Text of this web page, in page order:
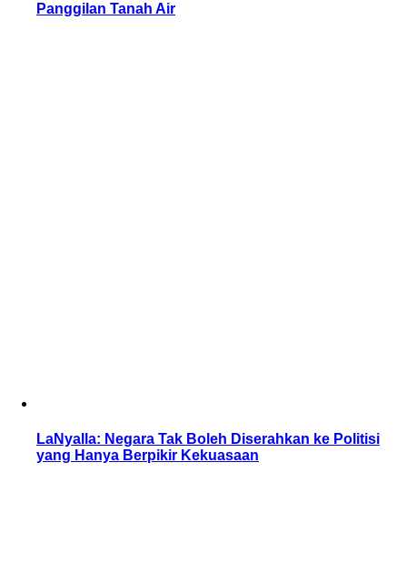
Panggilan Tanah Air
LaNyalla: Negara Tak Boleh Diserahkan ke Politisi
yang Hanya Berpikir Kekuasaan